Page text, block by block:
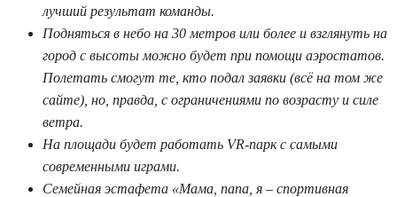
лучший результат команды.
Подняться в небо на 30 метров или более и взглянуть на
город с высоты можно будет при помощи аэростатов.
Полетать смогут те, кто подал заявки (всё на том же
сайте), но, правда, с ограничениями по возрасту и силе
ветра.
На площади будет работать VR-парк с самыми
современными играми.
Семейная эстафета «Мама, папа, я – спортивная